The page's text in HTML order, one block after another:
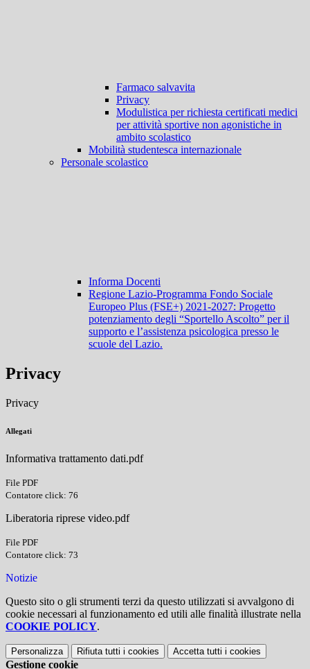
Farmaco salvavita
Privacy
Modulistica per richiesta certificati medici
per attività sportive non agonistiche in
ambito scolastico
Mobilità studentesca internazionale
Personale scolastico
Informa Docenti
Regione Lazio-Programma Fondo Sociale
Europeo Plus (FSE+) 2021-2027: Progetto
potenziamento degli “Sportello Ascolto” per il
supporto e l’assistenza psicologica presso le
scuole del Lazio.
Privacy
Privacy
Allegati
Informativa trattamento dati.pdf
File PDF
Contatore click: 76
Liberatoria riprese video.pdf
File PDF
Contatore click: 73
Notizie
Questo sito o gli strumenti terzi da questo utilizzati si avvalgono di
cookie necessari al funzionamento ed utili alle finalità illustrate nella
COOKIE POLICY.
Personalizza Rifiuta tutti i cookies Accetta tutti i cookies
Gestione cookie